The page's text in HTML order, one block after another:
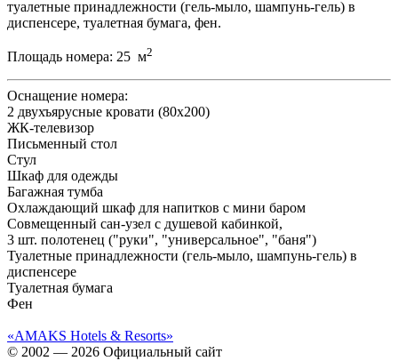
туалетные принадлежности (гель-мыло, шампунь-гель) в
диспенсере, туалетная бумага, фен.
Площадь номера: 25 м2
Оснащение номера:
2 двухъярусные кровати (80х200)
ЖК-телевизор
Письменный стол
Стул
Шкаф для одежды
Багажная тумба
Охлаждающий шкаф для напитков с мини баром
Совмещенный сан-узел с душевой кабинкой,
3 шт. полотенец ("руки", "универсальное", "баня")
Туалетные принадлежности (гель-мыло, шампунь-гель) в
диспенсере
Туалетная бумага
Фен
«AMAKS Hotels & Resorts»
© 2002 — 2026 Официальный сайт